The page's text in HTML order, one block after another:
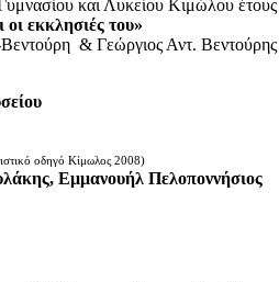
και Λυκείου Κιμώλου
εκκλησιές του»
& Γεώργιος Αντ. Βεντούρης
οδηγό Κίμωλος 2008)
Εμμανουήλ Πελοποννήσιος